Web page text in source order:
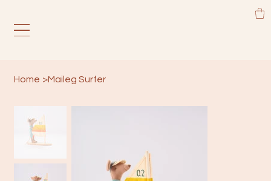
Home >Maileg Surfer